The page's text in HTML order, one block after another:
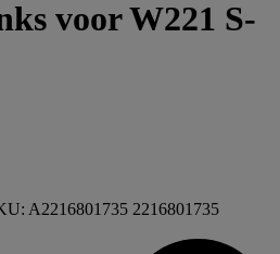
voor W221 S-
A2216801735 2216801735